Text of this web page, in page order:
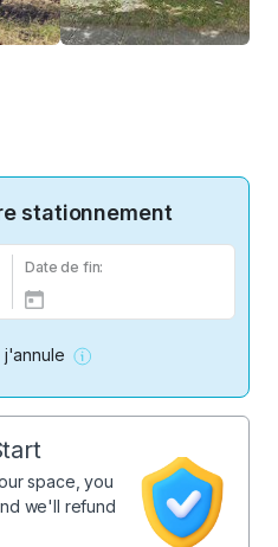
stationnement
Date de fin:
j'annule
space, you
we'll refund